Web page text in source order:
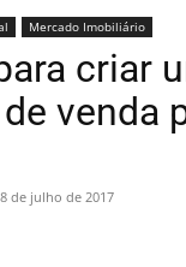
Mercado Imobiliário
criar
venda
8 de julho de 2017